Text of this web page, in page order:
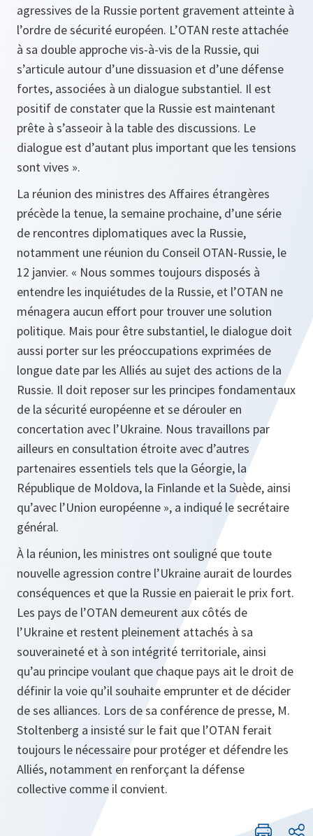
agressives de la Russie portent gravement atteinte à
l’ordre de sécurité européen. L’OTAN reste attachée
à sa double approche vis-à-vis de la Russie, qui
s’articule autour d’une dissuasion et d’une défense
fortes, associées à un dialogue substantiel. Il est
positif de constater que la Russie est maintenant
prête à s’asseoir à la table des discussions. Le
dialogue est d’autant plus important que les tensions
sont vives ».
La réunion des ministres des Affaires étrangères
précède la tenue, la semaine prochaine, d’une série
de rencontres diplomatiques avec la Russie,
notamment une réunion du Conseil OTAN-Russie, le
12 janvier. « Nous sommes toujours disposés à
entendre les inquiétudes de la Russie, et l’OTAN ne
ménagera aucun effort pour trouver une solution
politique. Mais pour être substantiel, le dialogue doit
aussi porter sur les préoccupations exprimées de
longue date par les Alliés au sujet des actions de la
Russie. Il doit reposer sur les principes fondamentaux
de la sécurité européenne et se dérouler en
concertation avec l’Ukraine. Nous travaillons par
ailleurs en consultation étroite avec d’autres
partenaires essentiels tels que la Géorgie, la
République de Moldova, la Finlande et la Suède, ainsi
qu’avec l’Union européenne », a indiqué le secrétaire
général.
À la réunion, les ministres ont souligné que toute
nouvelle agression contre l’Ukraine aurait de lourdes
conséquences et que la Russie en paierait le prix fort.
Les pays de l’OTAN demeurent aux côtés de
l’Ukraine et restent pleinement attachés à sa
souveraineté et à son intégrité territoriale, ainsi
qu’au principe voulant que chaque pays ait le droit de
définir la voie qu’il souhaite emprunter et de décider
de ses alliances. Lors de sa conférence de presse, M.
Stoltenberg a insisté sur le fait que l’OTAN ferait
toujours le nécessaire pour protéger et défendre les
Alliés, notamment en renforçant la défense
collective comme il convient.